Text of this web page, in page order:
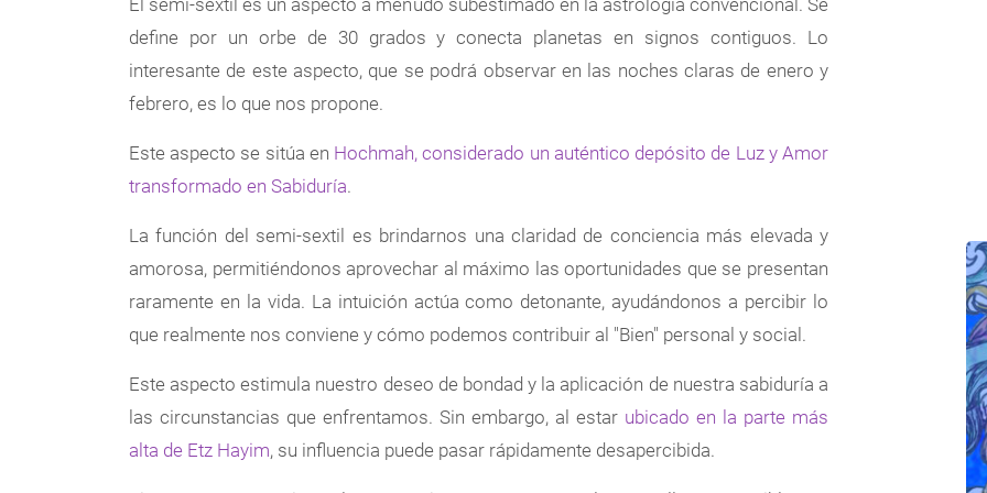
define por un orbe de 30 grados y conecta planetas en signos contiguos. Lo
interesante de este aspecto, que se podrá observar en las noches claras de enero y
febrero, es lo que nos propone.
Este aspecto se sitúa en Hochmah, considerado un auténtico depósito de Luz y Amor
transformado en Sabiduría.
La función del semi-sextil es brindarnos una claridad de conciencia más elevada y
amorosa, permitiéndonos aprovechar al máximo las oportunidades que se presentan
raramente en la vida. La intuición actúa como detonante, ayudándonos a percibir lo
que realmente nos conviene y cómo podemos contribuir al "Bien" personal y social.
Este aspecto estimula nuestro deseo de bondad y la aplicación de nuestra sabiduría a
las circunstancias que enfrentamos. Sin embargo, al estar ubicado en la parte más
alta de Etz Hayim, su influencia puede pasar rápidamente desapercibida.